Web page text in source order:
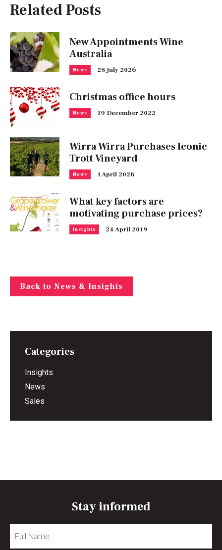
Related Posts
New Appointments Wine
Australia
News 28 July 2026
Christmas office hours
News 19 December 2022
Wirra Wirra Purchases Iconic
Trott Vineyard
News 1 April 2026
What key factors are
motivating purchase prices?
Insights 24 April 2019
Back to News & Insights
Categories
Insights
News
Sales
Stay informed
Name